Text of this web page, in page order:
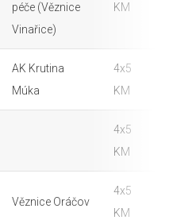
péče (Věznice
Vinařice)
KM
AK Krutina
Múka
4x5
KM
4x5
KM
Věznice Oráčov
4x5
KM